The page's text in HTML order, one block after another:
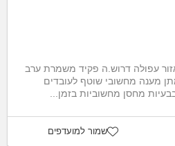
עפולה דרוש.ה פקיד משמרת ערב
אחריות עיקריים: 1. מתן מענה מחשובי שוטף לעובדים
שמור למועדפים